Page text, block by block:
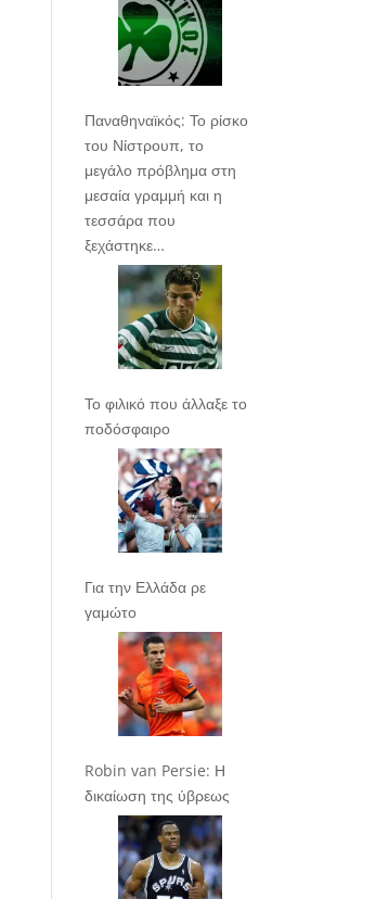
Παναθηναϊκός: Το ρίσκο
του Νίστρουπ, το
μεγάλο πρόβλημα στη
μεσαία γραμμή και η
τεσσάρα που
ξεχάστηκε…
Το φιλικό που άλλαξε το
ποδόσφαιρο
Για την Ελλάδα ρε
γαμώτο
Robin van Persie: Η
δικαίωση της ύβρεως